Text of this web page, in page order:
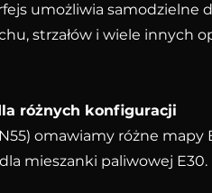
umożliwia samodzielne
strzałów i wiele innych
różnych konfiguracji
omawiamy różne
mieszanki paliwowej